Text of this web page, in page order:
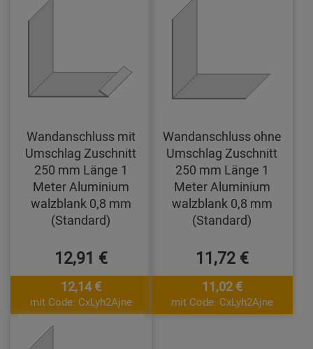
Wandanschluss mit
Umschlag Zuschnitt
250 mm Länge 1
Meter Aluminium
walzblank 0,8 mm
(Standard)
12,91 €
12,14 €
mit Code: CxLyh2Ajne
Wandanschluss ohne
Umschlag Zuschnitt
250 mm Länge 1
Meter Aluminium
walzblank 0,8 mm
(Standard)
11,72 €
11,02 €
mit Code: CxLyh2Ajne